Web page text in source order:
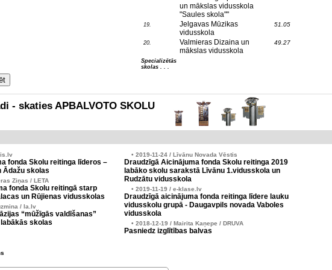
un mākslas vidusskola
"Saules skola""
19.
Jelgavas Mūzikas
vidusskola
51.05
20.
Valmieras Dizaina un
mākslas vidusskola
49.27
Specializētās
skolas . . .
- skaties APBALVOTO SKOLU
fonda Skolu reitinga līderos –
Ādažu skolas
Ziņas / LETA
fonda Skolu reitingā starp
un Rūjienas vidusskolas
/ la.lv
“mūžīgās valdīšanas”
skolas
• 2019-11-24 / Līvānu Novada Vēstis
Draudzīgā Aicinājuma fonda Skolu reitinga 2019
labāko skolu sarakstā Līvānu 1.vidusskola un
Rudzātu vidusskola
• 2019-11-19 / e-klase.lv
Draudzīgā aicinājuma fonda reitinga līdere lauku
vidusskolu grupā - Daugavpils novada Vaboles
vidusskola
• 2018-12-19 / Mairita Kaņepe / DRUVA
Pasniedz izglītības balvas